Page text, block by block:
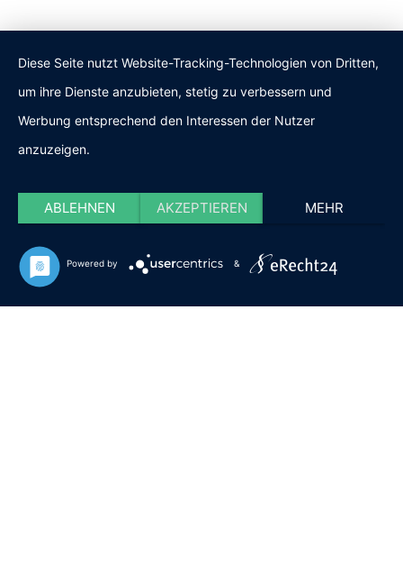
Diese Seite nutzt Website-Tracking-Technologien von Dritten,
um ihre Dienste anzubieten, stetig zu verbessern und
Werbung entsprechend den Interessen der Nutzer
anzuzeigen.
ABLEHNEN AKZEPTIEREN MEHR
Powered by &